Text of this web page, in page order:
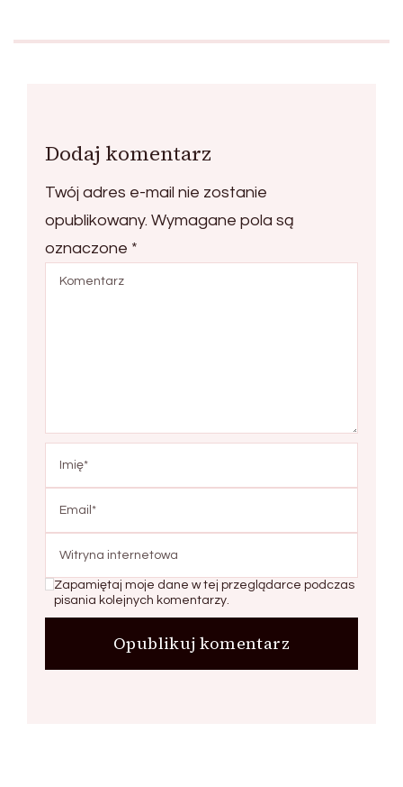
Dodaj komentarz
Twój adres e-mail nie zostanie
opublikowany. Wymagane pola są
oznaczone *
Zapamiętaj moje dane w tej przeglądarce podczas
pisania kolejnych komentarzy.